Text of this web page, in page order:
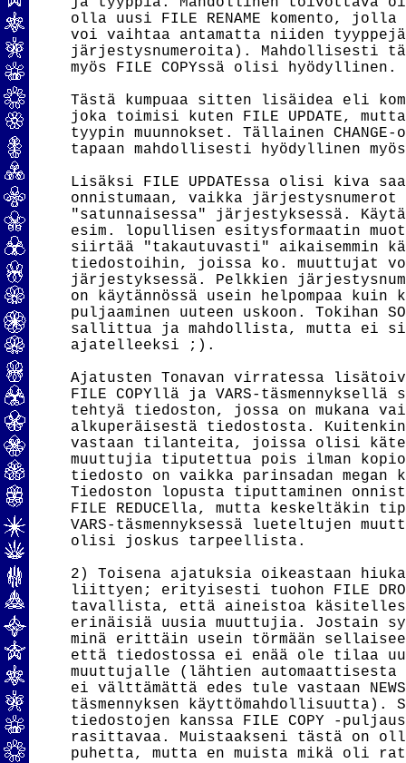
olla uusi FILE RENAME komento,
voi vaihtaa antamatta niiden
järjestysnumeroita). Mahdollisesti
myös FILE COPYssä olisi hyödyllinen.
Tästä kumpuaa sitten lisäidea eli
joka toimisi kuten FILE UPDATE,
tyypin muunnokset. Tällainen CHANGE-
tapaan mahdollisesti hyödyllinen myös
Lisäksi FILE UPDATEssa olisi kiva
onnistumaan, vaikka
"satunnaisessa" järjestyksessä.
esim. lopullisen esitysformaatin
siirtää "takautuvasti" aikaisemmin
tiedostoihin, joissa ko. muuttujat
järjestyksessä. Pelkkien
on käytännössä usein helpompaa kuin
puljaaminen uuteen uskoon. Tokihan
sallittua ja mahdollista, mutta ei
ajatelleeksi ;).
Ajatusten Tonavan virratessa
FILE COPYllä ja VARS-
tehtyä tiedoston, jossa on mukana
alkuperäisestä tiedostosta.
vastaan tilanteita, joissa olisi
muuttujia tiputettua pois ilman
tiedosto on vaikka parinsadan megan
Tiedoston lopusta tiputtaminen
FILE REDUCElla, mutta keskeltäkin
VARS-täsmennyksessä lueteltujen
olisi joskus tarpeellista.
2) Toisena ajatuksia oikeastaan
liittyen; erityisesti tuohon FILE
tavallista, että aineistoa
erinäisiä uusia muuttujia. Jostain
minä erittäin usein törmään
että tiedostossa ei enää ole tilaa
muuttujalle (lähtien automaattisesta
ei välttämättä edes tule vastaan
täsmennyksen käyttömahdollisuutta).
tiedostojen kanssa FILE COPY -
rasittavaa. Muistaakseni tästä on
puhetta, mutta en muista mikä oli